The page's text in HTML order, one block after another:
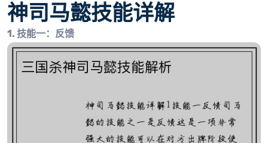
神司马懿技能详解
1. 技能一：反馈